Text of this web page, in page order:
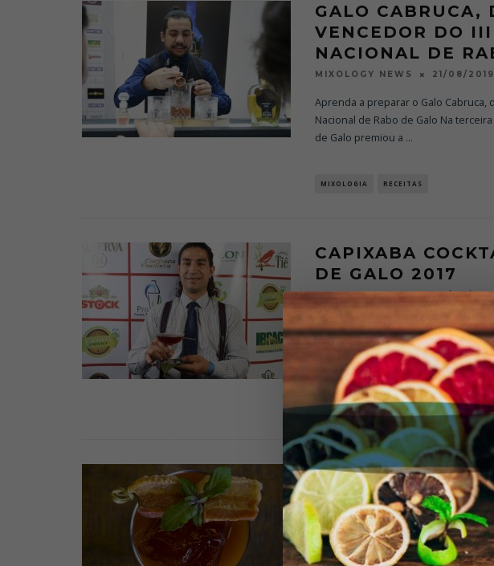
GALO CABRUCA,
VENCEDOR DO III
NACIONAL DE
MIXOLOGY NEWS 21/08/2019
Aprenda a preparar o Galo
Nacional de Rabo de Galo Na
de Galo premiou a ...
MIXOLOGIA RECEITAS
CAPIXABA
DE GALO 2017
MIXOLOGY NEWS
Aprenda o Capixaba Cocktail,
Welbert, bartender do Esquina
edição do c...
DESTAQUE RECEITAS
BODE MARY,
MIXOLOGY NEWS 19/07/2017
Aprenda a preparar o Bode Mary,
inspiração em um bode, símbolo
criou uma releitura do clás...